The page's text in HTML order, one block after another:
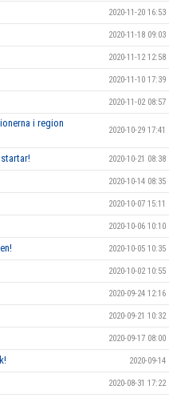
2020-11-20 16:53
2020-11-18 09:03
2020-11-12 12:58
2020-11-10 17:39
2020-11-02 08:57
i region
2020-10-29 17:41
2020-10-21 08:38
2020-10-14 08:35
2020-10-07 15:11
2020-10-06 10:10
2020-10-05 10:35
2020-10-02 10:55
2020-09-24 12:16
2020-09-21 10:32
2020-09-17 08:00
2020-09-14
2020-08-31 17:22